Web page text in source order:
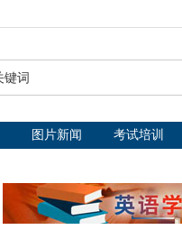
图片新闻 考试培训